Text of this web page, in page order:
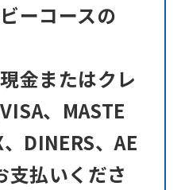
ーコースの
金またはクレ
、MASTE
DINERS、AE
支払いくださ